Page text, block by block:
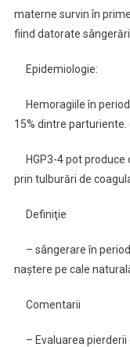
materne survin în
fiind datorate
Epidemiologie:
Hemoragiile în
15% dintre parturiente.
HGP3-4 pot produce
prin tulburări de
Definiţie
– sângerare în
naştere pe cale
Comentarii
– Evaluarea pierderii